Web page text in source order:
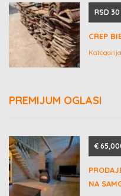
RSD 30
CREP
PREMIJUM OGLASI
€
NA